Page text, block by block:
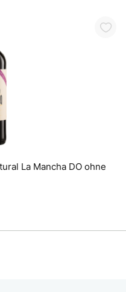
Mancha DO ohne